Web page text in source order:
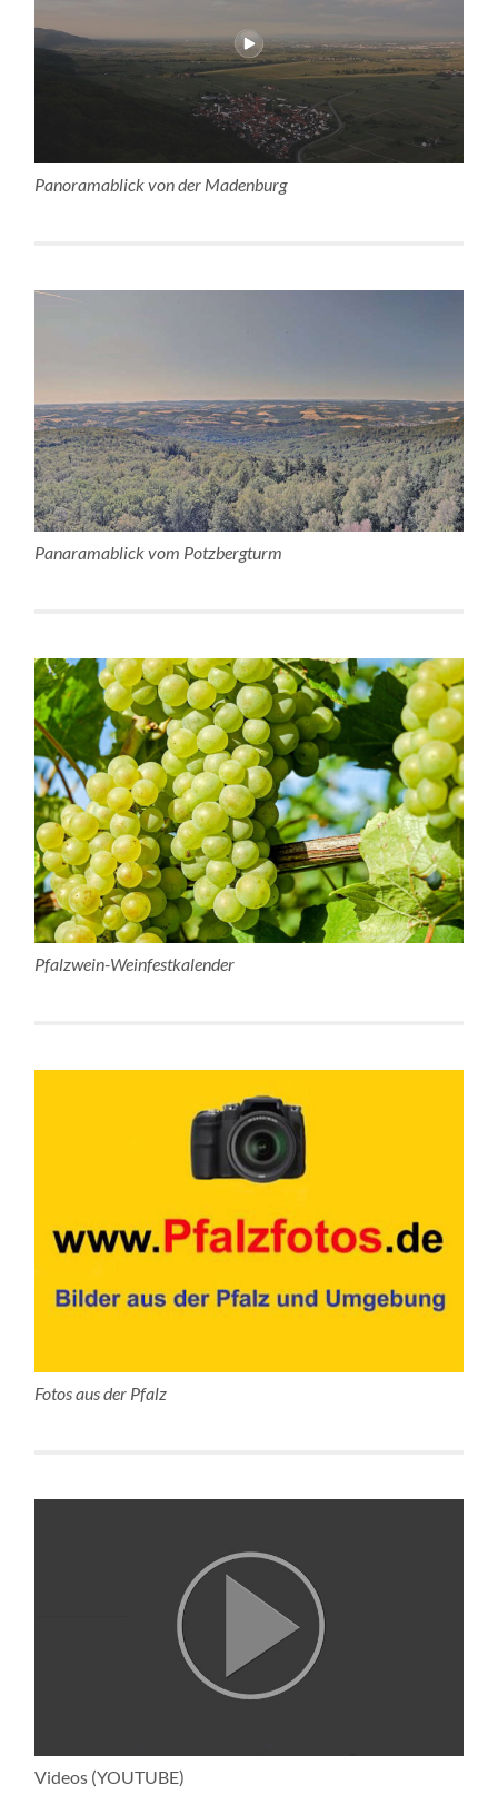
Panoramablick von der Madenburg
Panaramablick vom Potzbergturm
Pfalzwein-Weinfestkalender
Fotos aus der Pfalz
Videos (YOUTUBE)